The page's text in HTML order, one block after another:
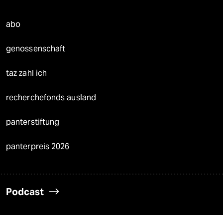
abo
genossenschaft
taz zahl ich
recherchefonds ausland
panterstiftung
panterpreis 2026
Podcast